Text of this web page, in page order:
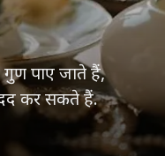
गुण पाए जाते हैं,
कर सकते हैं.